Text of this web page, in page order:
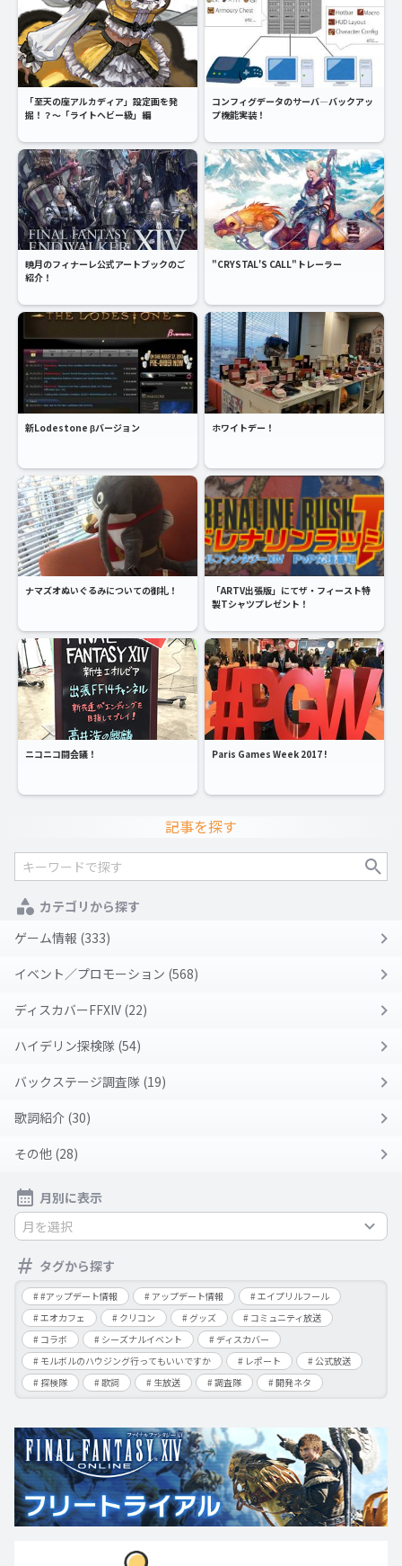
記事を探す
カテゴリから探す
ゲーム情報 (333)
イベント／プロモーション (568)
ディスカバーFFXIV (22)
ハイデリン探検隊 (54)
バックステージ調査隊 (19)
歌詞紹介 (30)
その他 (28)
月別に表示
月を選択
タグから探す
#アップデート情報 アップデート情報
エイプリルフール
エオカフェ
クリコン グッズ
コミュニティ放送
コラボ
シーズナルイベント
ディスカバー
モルボルのハウジング行ってもいいですか
レポート
公式放送
探検隊
歌詞 生放送 調査隊 開発ネタ
「至天の座アルカディア」設定画を発
掘！？～「ライトヘビー級」編
コンフィグデータのサーバ―バックアッ
プ機能実装！
暁月のフィナーレ公式アートブックのご
紹介！
"CRYSTAL'S CALL"トレーラー
新Lodestone βバージョン ホワイトデー！
ナマズオぬいぐるみについての御礼！
「ARTV出張版」にてザ・フィースト特
製Tシャツプレゼント！
ニコニコ闘会議！ Paris Games Week 2017 !